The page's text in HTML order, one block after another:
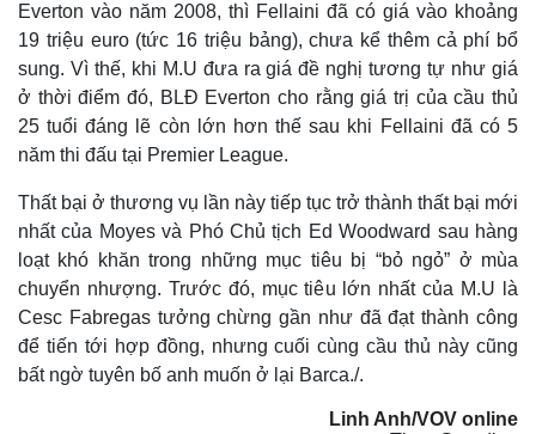
Thế giới
Quan sát
Cuộc sống đó đây
Hồ sơ
Multimedia
Video
Ảnh
E-Magazine
Everton vào năm 2008, thì Fellaini đã có giá vào khoảng
19 triệu euro (tức 16 triệu bảng), chưa kể thêm cả phí bổ
sung. Vì thế, khi M.U đưa ra giá đề nghị tương tự như giá
ở thời điểm đó, BLĐ Everton cho rằng giá trị của cầu thủ
25 tuổi đáng lẽ còn lớn hơn thế sau khi Fellaini đã có 5
năm thi đấu tại Premier League.
Thất bại ở thương vụ lần này tiếp tục trở thành thất bại mới
nhất của Moyes và Phó Chủ tịch Ed Woodward sau hàng
loạt khó khăn trong những mục tiêu bị “bỏ ngỏ” ở mùa
chuyển nhượng. Trước đó, mục tiêu lớn nhất của M.U là
Cesc Fabregas tưởng chừng gần như đã đạt thành công
để tiến tới hợp đồng, nhưng cuối cùng cầu thủ này cũng
bất ngờ tuyên bố anh muốn ở lại Barca./.
Linh Anh/VOV online